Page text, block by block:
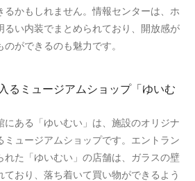
るかもしれません。情報センターは、ホ
るい内装でまとめられており、開放感が
ができるのも魅力です。
るミュージアムショップ「ゆいむ
にある「ゆいむい」は、施設のオリジナ
ミュージアムショップです。エントラン
れた「ゆいむい」の店舗は、ガラスの壁
ており、落ち着いて買い物ができるよう